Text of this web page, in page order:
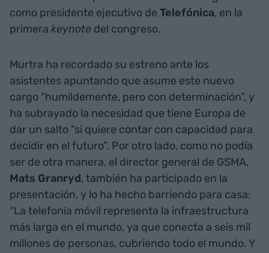
como presidente ejecutivo de Telefónica, en la
primera keynote del congreso.
Murtra ha recordado su estreno ante los
asistentes apuntando que asume este nuevo
cargo “humildemente, pero con determinación”, y
ha subrayado la necesidad que tiene Europa de
dar un salto “si quiere contar con capacidad para
decidir en el futuro”. Por otro lado, como no podía
ser de otra manera, el director general de GSMA,
Mats Granryd, también ha participado en la
presentación, y lo ha hecho barriendo para casa:
“La telefonía móvil representa la infraestructura
más larga en el mundo, ya que conecta a seis mil
millones de personas, cubriendo todo el mundo. Y